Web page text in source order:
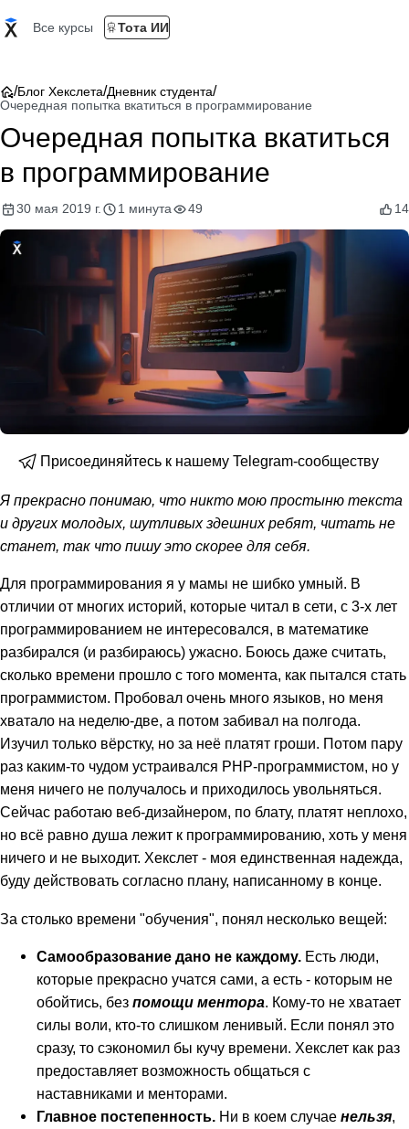
Все курсы Тота ИИ
/Блог Хекслета/Дневник студента/
Очередная попытка вкатиться в программирование
Очередная попытка вкатиться
в программирование
30 мая 2019 г. 1 минута 49 14
Присоединяйтесь к нашему Telegram-сообществу
Я прекрасно понимаю, что никто мою простыню текста
и других молодых, шутливых здешних ребят, читать не
станет, так что пишу это скорее для себя.
Для программирования я у мамы не шибко умный. В
отличии от многих историй, которые читал в сети, с 3-х лет
программированием не интересовался, в математике
разбирался (и разбираюсь) ужасно. Боюсь даже считать,
сколько времени прошло с того момента, как пытался стать
программистом. Пробовал очень много языков, но меня
хватало на неделю-две, а потом забивал на полгода.
Изучил только вёрстку, но за неё платят гроши. Потом пару
раз каким-то чудом устраивался PHP-программистом, но у
меня ничего не получалось и приходилось увольняться.
Сейчас работаю веб-дизайнером, по блату, платят неплохо,
но всё равно душа лежит к программированию, хоть у меня
ничего и не выходит. Хекслет - моя единственная надежда,
буду действовать согласно плану, написанному в конце.
За столько времени "обучения", понял несколько вещей:
Самообразование дано не каждому. Есть люди,
которые прекрасно учатся сами, а есть - которым не
обойтись, без помощи ментора. Кому-то не хватает
силы воли, кто-то слишком ленивый. Если понял это
сразу, то сэкономил бы кучу времени. Хекслет как раз
предоставляет возможность общаться с
наставниками и менторами.
Главное постепенность. Ни в коем случае нельзя,